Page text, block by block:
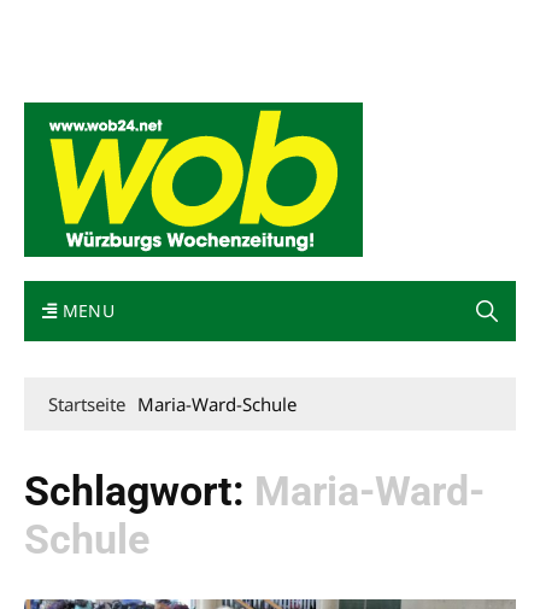
MENU
Startseite Maria-Ward-Schule
Schlagwort: Maria-Ward-
Schule